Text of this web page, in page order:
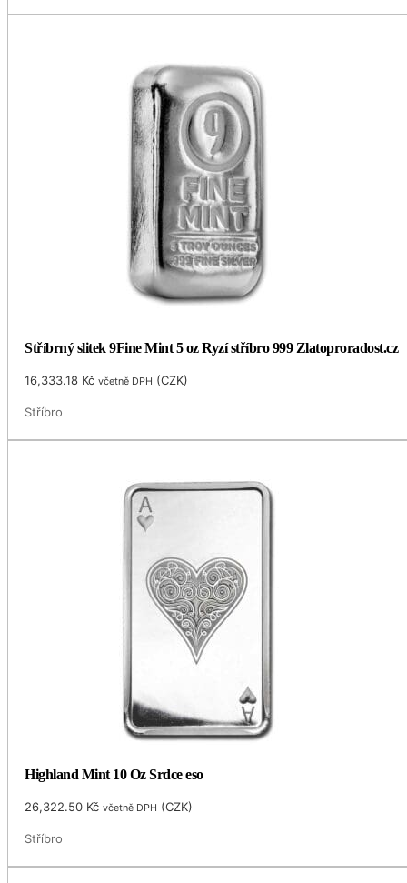
Stříbrný slitek 9Fine Mint 5 oz Ryzí stříbro 999 Zlatoproradost.cz
16,333.18 Kč včetně DPH (CZK)
Stříbro
Highland Mint 10 Oz Srdce eso
26,322.50 Kč včetně DPH (CZK)
Stříbro